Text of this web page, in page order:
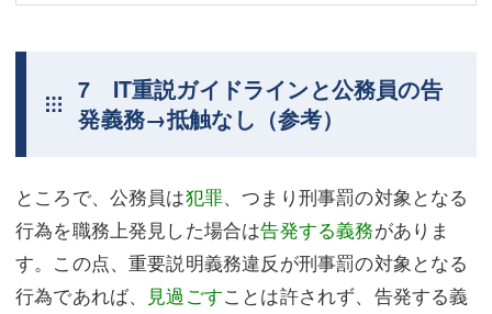
7 IT重説ガイドラインと公務員の告
発義務→抵触なし（参考）
ところで、公務員は犯罪、つまり刑事罰の対象となる
行為を職務上発見した場合は告発する義務がありま
す。この点、重要説明義務違反が刑事罰の対象となる
行為であれば、
見過ごすことは許されず、告発する義